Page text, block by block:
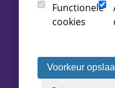
Functionele
cookies
Voorkeur